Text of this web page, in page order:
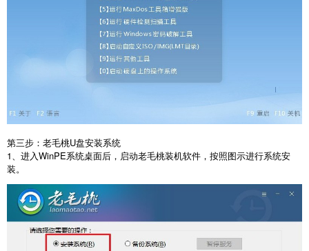
第三步：老毛桃U盘安装系统
1、进入WinPE系统桌面后，启动老毛桃装机软件，按照图示进行系统安
装。